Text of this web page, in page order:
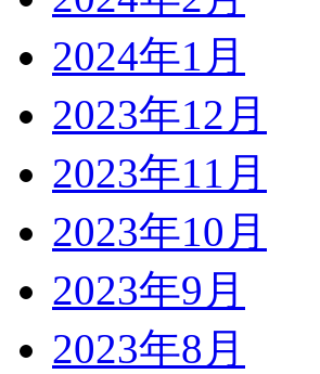
2024年1月
2023年12月
2023年11月
2023年10月
2023年9月
2023年8月